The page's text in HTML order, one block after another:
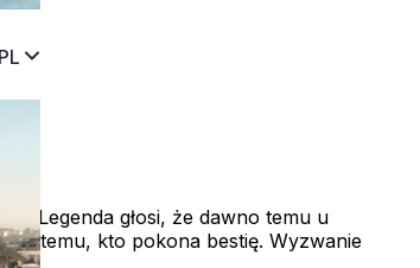
PL
Legenda głosi, że dawno temu u
temu, kto pokona bestię. Wyzwanie